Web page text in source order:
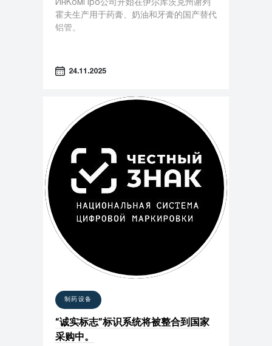
ИнКомПро公司开始在伊尔库茨克州谢列
霍夫生产用于药膏、奶油和牙膏的国产替代
铝管。
24.11.2025
制药设备
“诚实标志”标识系统将被整合到国家
采购中。